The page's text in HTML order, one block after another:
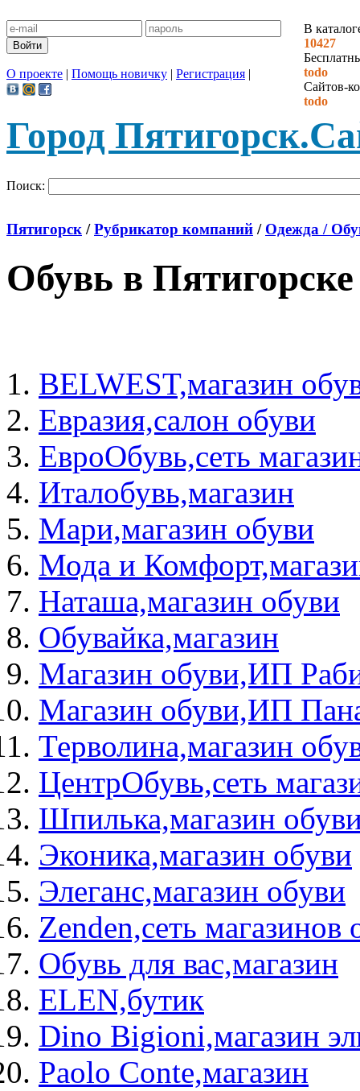
В
10427
todo
Сайтов-
todo
О проекте | Помощь новичку | Регистрация |
Город Пятигорск.
Поиск:
Пятигорск /Рубрикатор компаний / Одежда /
Обувь в Пятигорске
BELWEST,магазин
Евразия,салон обуви
ЕвроОбувь,сеть
Италобувь,магазин
Мари,магазин обуви
Мода и
Наташа,магазин обуви
Обувайка,магазин
Магазин обуви,ИП
Магазин обуви,ИП
Терволина,магазин
ЦентрОбувь,сеть
Шпилька,магазин
Эконика,магазин обуви
Элеганс,магазин обуви
Zenden,сеть магазинов
Обувь для вас,магазин
ELEN,бутик
Dino Bigioni,магазин
Paolo Conte,магазин